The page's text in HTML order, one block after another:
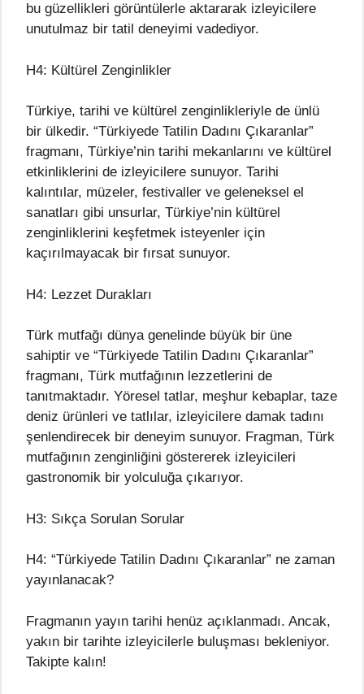
bu güzellikleri görüntülerle aktararak izleyicilere
unutulmaz bir tatil deneyimi vadediyor.
H4: Kültürel Zenginlikler
Türkiye, tarihi ve kültürel zenginlikleriyle de ünlü
bir ülkedir. “Türkiyede Tatilin Dadını Çıkaranlar”
fragmanı, Türkiye’nin tarihi mekanlarını ve kültürel
etkinliklerini de izleyicilere sunuyor. Tarihi
kalıntılar, müzeler, festivaller ve geleneksel el
sanatları gibi unsurlar, Türkiye’nin kültürel
zenginliklerini keşfetmek isteyenler için
kaçırılmayacak bir fırsat sunuyor.
H4: Lezzet Durakları
Türk mutfağı dünya genelinde büyük bir üne
sahiptir ve “Türkiyede Tatilin Dadını Çıkaranlar”
fragmanı, Türk mutfağının lezzetlerini de
tanıtmaktadır. Yöresel tatlar, meşhur kebaplar, taze
deniz ürünleri ve tatlılar, izleyicilere damak tadını
şenlendirecek bir deneyim sunuyor. Fragman, Türk
mutfağının zenginliğini göstererek izleyicileri
gastronomik bir yolculuğa çıkarıyor.
H3: Sıkça Sorulan Sorular
H4: “Türkiyede Tatilin Dadını Çıkaranlar” ne zaman
yayınlanacak?
Fragmanın yayın tarihi henüz açıklanmadı. Ancak,
yakın bir tarihte izleyicilerle buluşması bekleniyor.
Takipte kalın!